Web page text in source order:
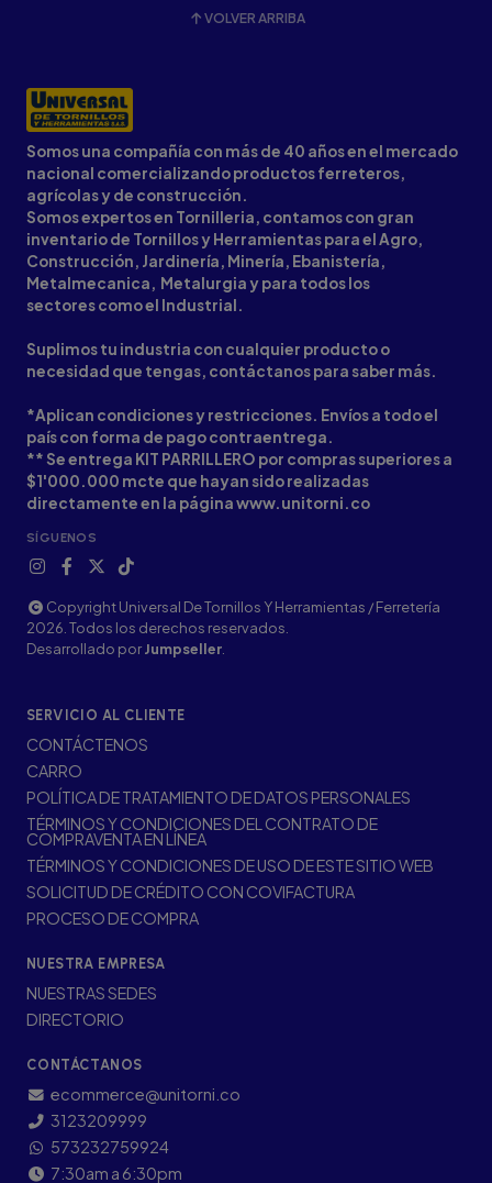
VOLVER ARRIBA
Somos una compañía con más de 40 años en el mercado
nacional comercializando productos ferreteros,
agrícolas y de construcción.
Somos expertos en Tornilleria, contamos con gran
inventario de Tornillos y Herramientas para el Agro,
Construcción, Jardinería, Minería, Ebanistería,
Metalmecanica, Metalurgia y para todos los
sectores como el Industrial.
Suplimos tu industria con cualquier producto o
necesidad que tengas, contáctanos para saber más.
*Aplican condiciones y restricciones. Envíos a todo el
país con forma de pago contraentrega.
** Se entrega KIT PARRILLERO por compras superiores a
$1'000.000 mcte que hayan sido realizadas
directamente en la página www.unitorni.co
SÍGUENOS
Copyright Universal De Tornillos Y Herramientas / Ferretería
2026. Todos los derechos reservados.
Desarrollado porJumpseller
SERVICIO AL CLIENTE
CONTÁCTENOS
CARRO
POLÍTICA DE TRATAMIENTO DE DATOS PERSONALES
TÉRMINOS Y CONDICIONES DEL CONTRATO DE
COMPRAVENTA EN LÍNEA
TÉRMINOS Y CONDICIONES DE USO DE ESTE SITIO WEB
SOLICITUD DE CRÉDITO CON COVIFACTURA
PROCESO DE COMPRA
NUESTRA EMPRESA
NUESTRAS SEDES
DIRECTORIO
CONTÁCTANOS
ecommerce@unitorni.co
3123209999
573232759924
7:30am a 6:30pm